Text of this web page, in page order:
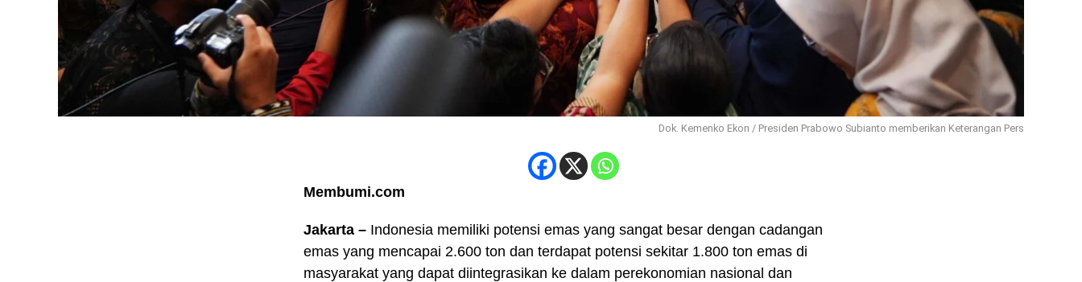
Dok. Kemenko Ekon / Presiden Prabowo Subianto memberikan Keterangan Pers
Membumi.com
Jakarta – Indonesia memiliki potensi emas yang sangat besar dengan cadangan
emas yang mencapai 2.600 ton dan terdapat potensi sekitar 1.800 ton emas di
masyarakat yang dapat diintegrasikan ke dalam perekonomian nasional dan